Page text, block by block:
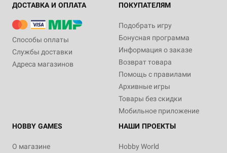
ДОСТАВКА И ОПЛАТА
Способы оплаты
Службы доставки
Адреса магазинов
ПОКУПАТЕЛЯМ
Подобрать игру
Бонусная программа
Информация о заказе
Возврат товара
Помощь с правилами
Архивные игры
Товары без скидки
Мобильное приложение
HOBBY GAMES
О магазине
НАШИ ПРОЕКТЫ
Hobby World